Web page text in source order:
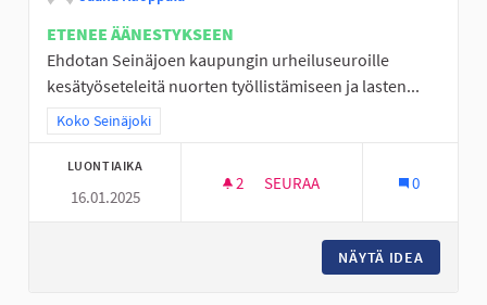
ETENEE ÄÄNESTYKSEEN
Ehdotan Seinäjoen kaupungin urheiluseuroille
kesätyöseteleitä nuorten työllistämiseen ja lasten...
Rajaa tulokset teeman mukaan: Koko Seinäjoki
Koko Seinäjoki
LUONTIAIKA
16.01.2025
2 2 SEURAAJAA
SEURAA 0
NÄYTÄ IDEA